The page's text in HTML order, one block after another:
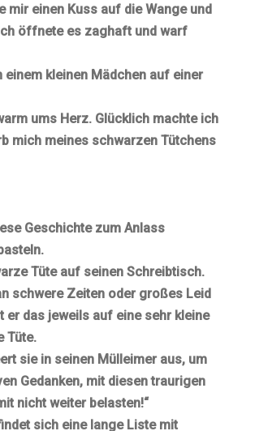
mir einen Kuss auf die Wange und
öffnete es zaghaft und warf
kleinen Mädchen auf einer
ums Herz. Glücklich machte ich
mich meines schwarzen Tütchens
Geschichte zum Anlass
Tüte auf seinen Schreibtisch.
schwere Zeiten oder großes Leid
er das jeweils auf eine sehr kleine
Tüte.
sie in seinen Mülleimer aus, um
Gedanken, mit diesen traurigen
nicht weiter belasten!“
sich eine lange Liste mit